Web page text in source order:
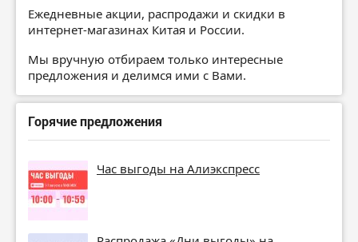
Ежедневные акции, распродажи и скидки в
интернет-магазинах Китая и России.
Мы вручную отбираем только интересные
предложения и делимся ими с Вами.
Горячие предложения
Час выгоды на Алиэкспресс